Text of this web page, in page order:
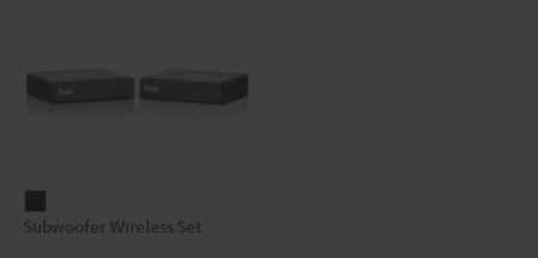
Wireless
Subwoofer Wireless Set